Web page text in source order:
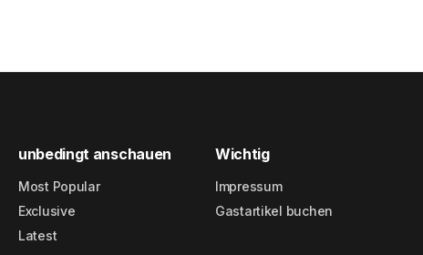
unbedingt anschauen
Most Popular
Exclusive
Latest
Wichtig
Impressum
Gastartikel buchen